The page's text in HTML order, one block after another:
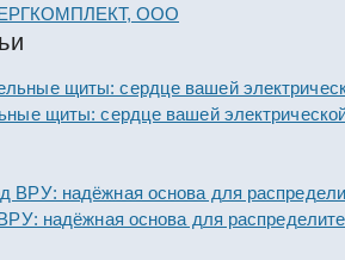
ООО
щиты: сердце вашей
надёжная основа для